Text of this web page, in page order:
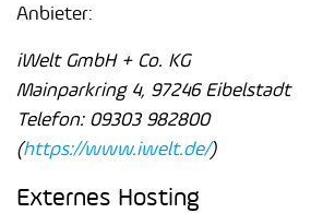
Anbieter:
iWelt GmbH + Co. KG
Mainparkring 4, 97246 Eibelstadt
Telefon: 09303 982800
(https://www.iwelt.de/)
Externes Hosting